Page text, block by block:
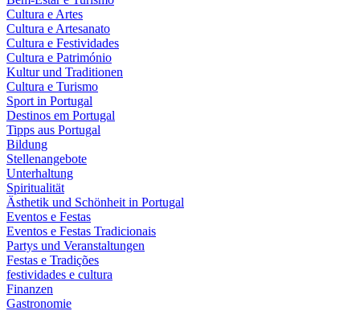
Cultura e Artes
Cultura e Artesanato
Cultura e Festividades
Cultura e Património
Kultur und Traditionen
Cultura e Turismo
Sport in Portugal
Destinos em Portugal
Tipps aus Portugal
Bildung
Stellenangebote
Unterhaltung
Spiritualität
Ästhetik und Schönheit in Portugal
Eventos e Festas
Eventos e Festas Tradicionais
Partys und Veranstaltungen
Festas e Tradições
festividades e cultura
Finanzen
Gastronomie